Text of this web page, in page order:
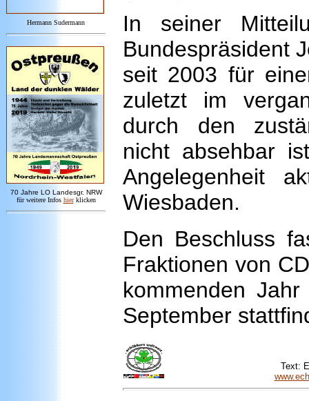
Hermann Sudermann
70 Jahre LO Landesgr. NRW
für weitere Infos hier klicken
In seiner
Bundespräsident
seit 2003 für
zuletzt im
durch den
nicht absehbar
Angelegenheit
Wiesbaden.
Den Beschluss
Fraktionen von
kommenden
September
Text: